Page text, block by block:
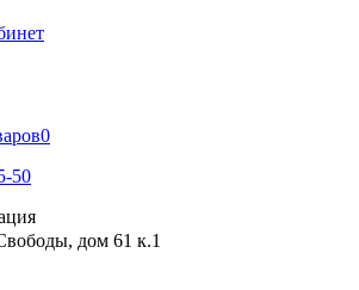
0
50
дом 61 к.1